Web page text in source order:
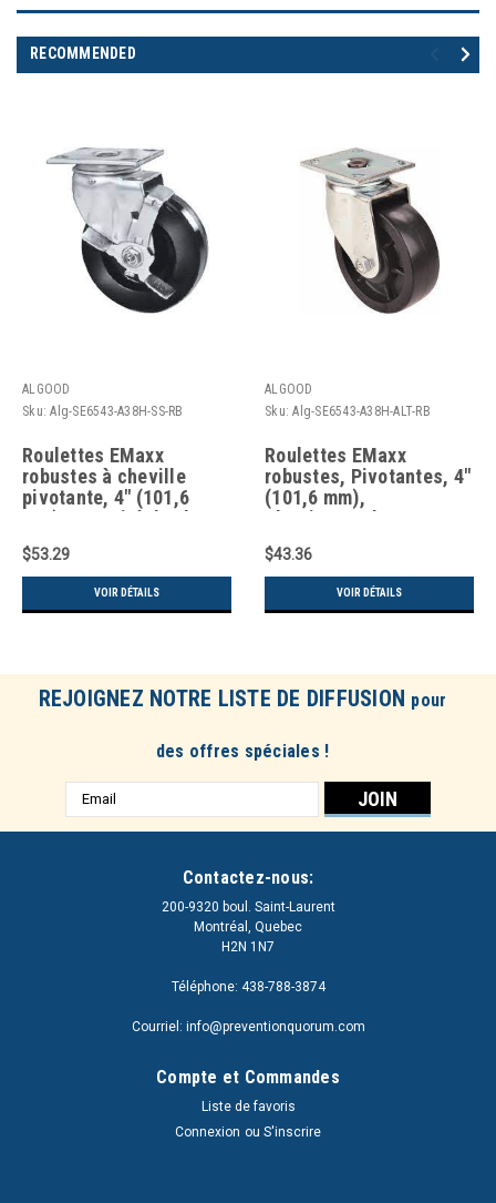
RECOMMENDED
ALGOOD
Sku: Alg-SE6543-A38H-SS-RB
Roulettes EMaxx
robustes à cheville
pivotante, 4" (101,6
mm), capacité de charge
$53.29
VOIR DÉTAILS
ALGOOD
Sku: Alg-SE6543-A38H-ALT-RB
Roulettes EMaxx
robustes, Pivotantes, 4"
(101,6 mm),
Plastique/nylon,
lb (340 kg)
$43.36
VOIR DÉTAILS
REJOIGNEZ NOTRE LISTE DE DIFFUSION pour
des offres spéciales !
Adresse
e-
Contactez-nous:
200-9320 boul. Saint-Laurent
Montréal, Quebec
H2N 1N7
Téléphone: 438-788-3874
Courriel: info@preventionquorum.com
Compte et Commandes
Liste de favoris
Connexion ou S'inscrire